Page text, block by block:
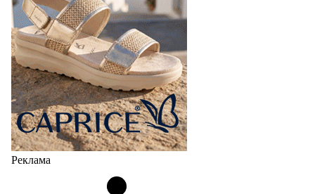
Реклама